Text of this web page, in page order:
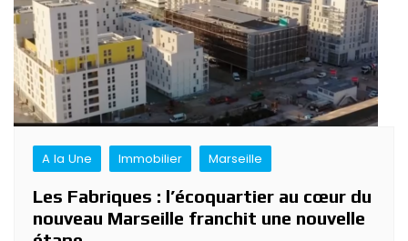
A la Une Immobilier Marseille
Les Fabriques : l’écoquartier au cœur du
nouveau Marseille franchit une nouvelle